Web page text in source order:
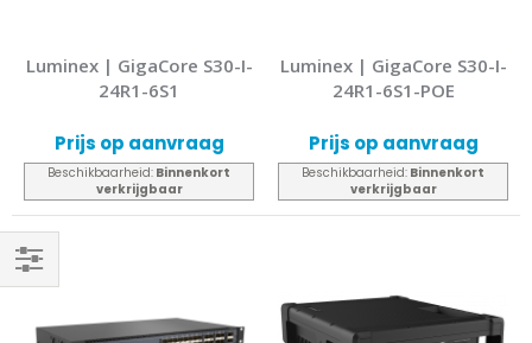
Luminex | GigaCore S30-I-
24R1-6S1
Prijs op aanvraag
Beschikbaarheid: Binnenkort
verkrijgbaar
Luminex | GigaCore S30-I-
24R1-6S1-POE
Prijs op aanvraag
Beschikbaarheid: Binnenkort
verkrijgbaar
Filteren